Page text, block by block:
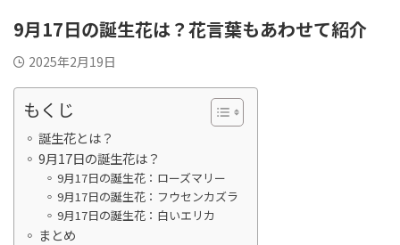
9月17日の誕生花は？花言葉もあわせて紹介
2025年2月19日
もくじ
誕生花とは？
9月17日の誕生花は？
9月17日の誕生花：ローズマリー
9月17日の誕生花：フウセンカズラ
9月17日の誕生花：白いエリカ
まとめ